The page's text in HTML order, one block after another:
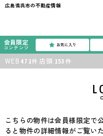
広島県呉市の不動産情報
会員限定
コンテンツ お気に入り
WEB 471件 店頭 153 件
こちらの物件は会員様限定で
ると物件の詳細情報がご覧い